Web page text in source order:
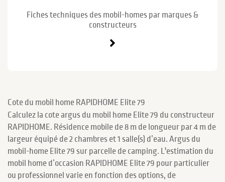
Fiches techniques des mobil-homes par marques &
constructeurs
Cote du mobil home RAPIDHOME Elite 79
Calculez la cote argus du mobil home Elite 79 du constructeur
RAPIDHOME. Résidence mobile de 8 m de longueur par 4 m de
largeur équipé de 2 chambres et 1 salle(s) d’eau. Argus du
mobil-home Elite 79 sur parcelle de camping. L'estimation du
mobil home d’occasion RAPIDHOME Elite 79 pour particulier
ou professionnel varie en fonction des options, de